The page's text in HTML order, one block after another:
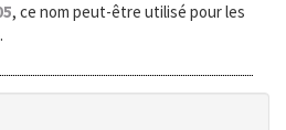
, ce nom peut-être utilisé pour les
.